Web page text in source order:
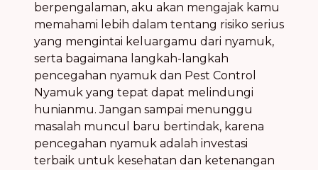
berpengalaman, aku akan mengajak kamu
memahami lebih dalam tentang risiko serius
yang mengintai keluargamu dari nyamuk,
serta bagaimana langkah-langkah
pencegahan nyamuk dan Pest Control
Nyamuk yang tepat dapat melindungi
hunianmu. Jangan sampai menunggu
masalah muncul baru bertindak, karena
pencegahan nyamuk adalah investasi
terbaik untuk kesehatan dan ketenangan